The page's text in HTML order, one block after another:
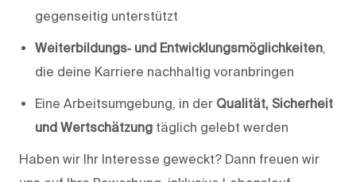
gegenseitig unterstützt
Weiterbildungs‑ und Entwicklungsmöglichkeiten,
die deine Karriere nachhaltig voranbringen
Eine Arbeitsumgebung, in der Qualität, Sicherheit
und Wertschätzung täglich gelebt werden
Haben wir Ihr Interesse geweckt? Dann freuen wir